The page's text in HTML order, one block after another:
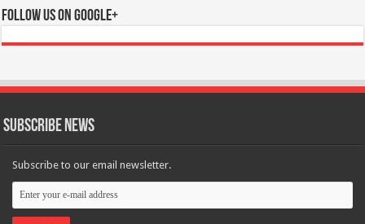
Follow us on Google+
Subscribe News
Subscribe to our email newsletter.